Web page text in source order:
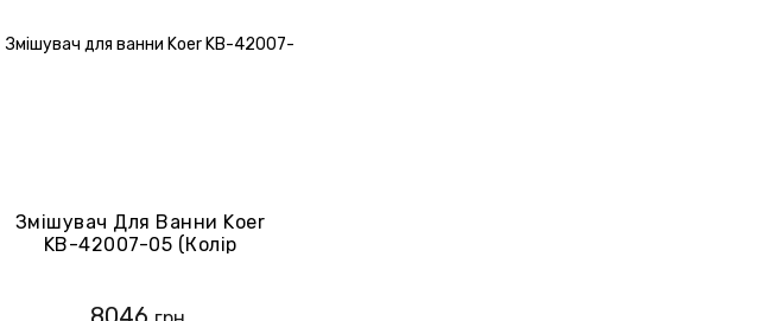
Змішувач Для Ванни Koer
KB-42007-05 (Колір